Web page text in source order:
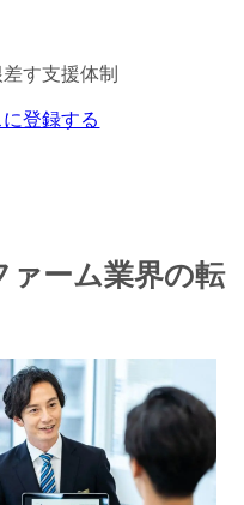
す支援体制
登録する
ァーム業界の転